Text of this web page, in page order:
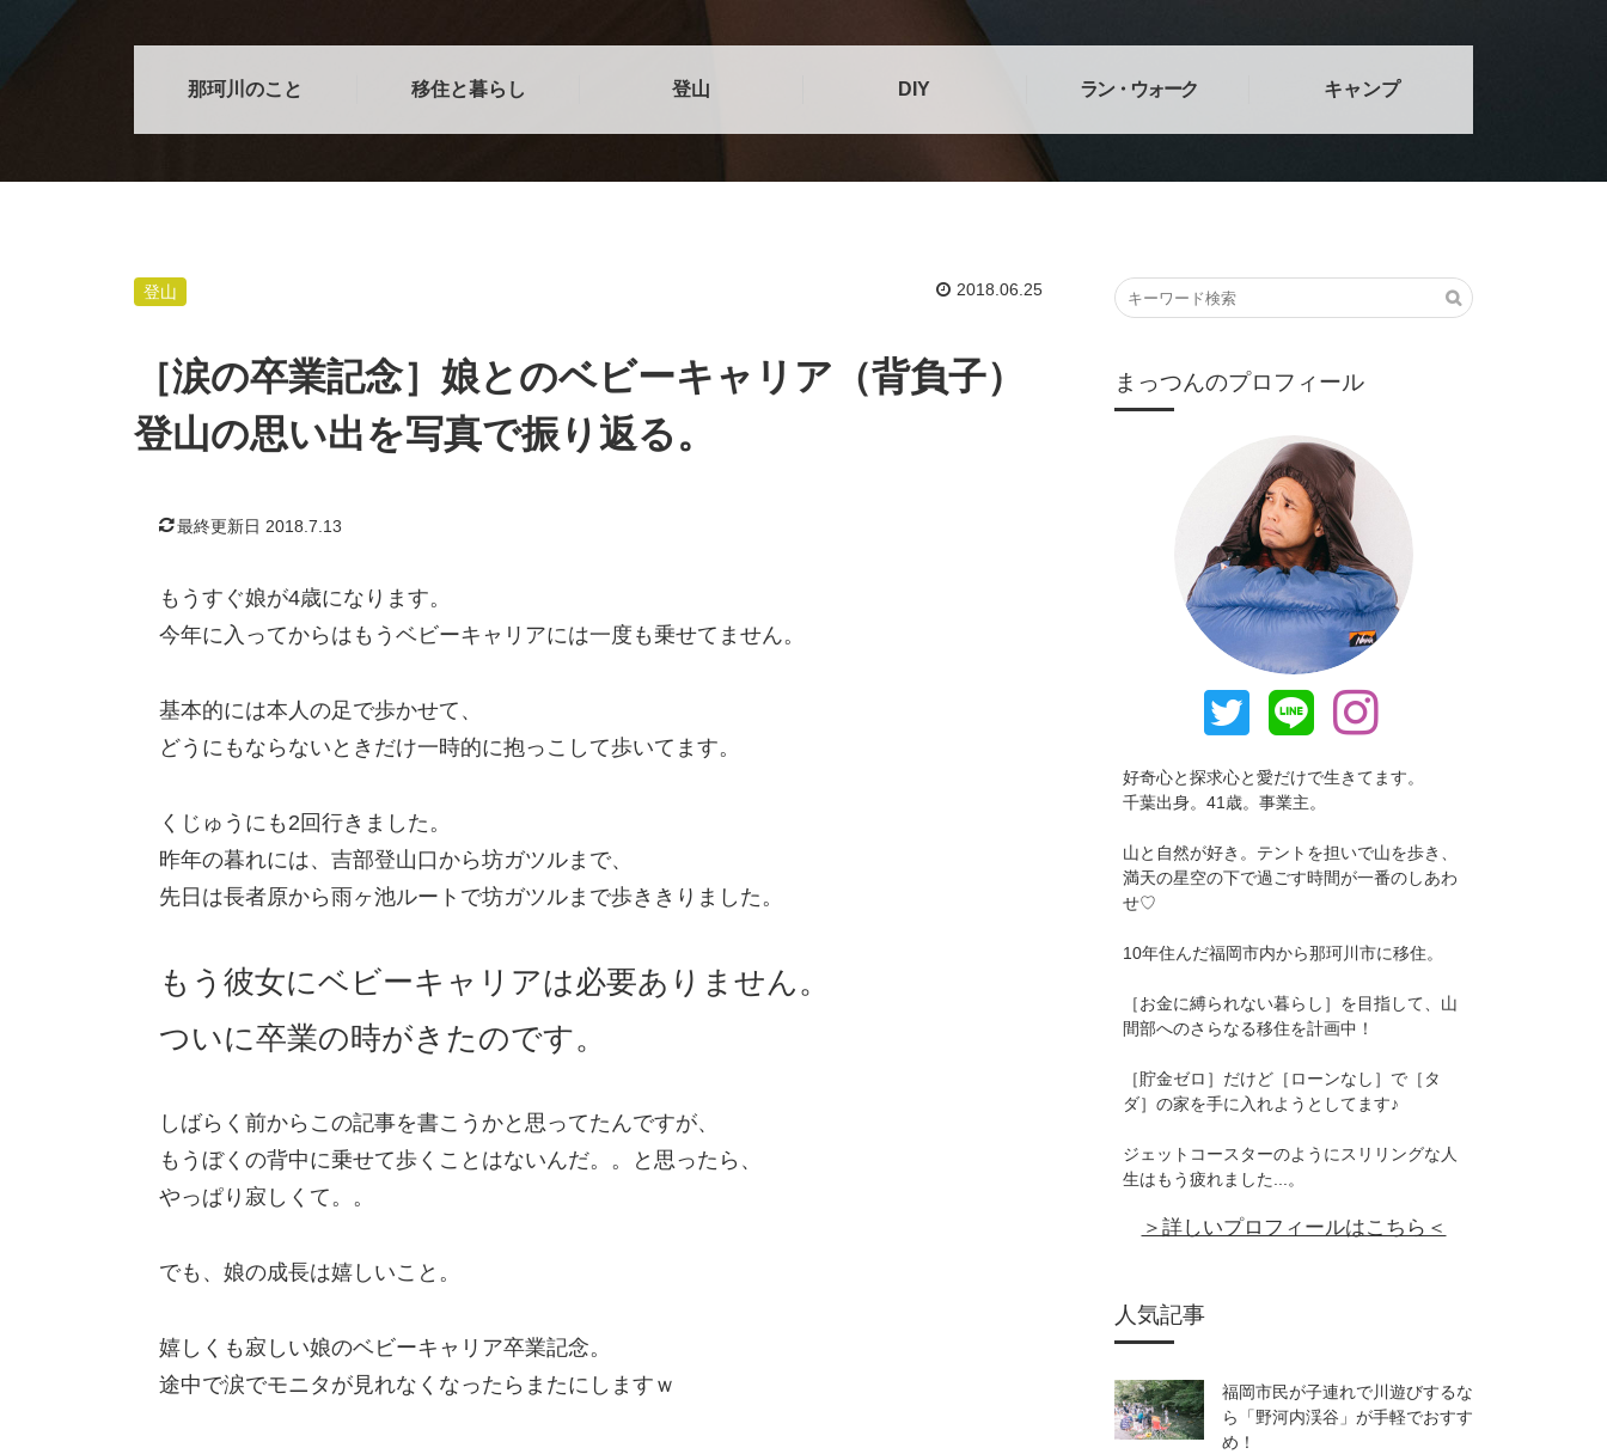
那珂川のこと 移住と暮らし 登山 DIY ラン・ウォーク キャンプ
登山  2018.06.25
［涙の卒業記念］娘とのベビーキャリア（背負子）
登山の思い出を写真で振り返る。
最終更新日 2018.7.13
もうすぐ娘が4歳になります。
今年に入ってからはもうベビーキャリアには一度も乗せてません。
基本的には本人の足で歩かせて、
どうにもならないときだけ一時的に抱っこして歩いてます。
くじゅうにも2回行きました。
昨年の暮れには、吉部登山口から坊ガツルまで、
先日は長者原から雨ヶ池ルートで坊ガツルまで歩ききりました。
もう彼女にベビーキャリアは必要ありません。
ついに卒業の時がきたのです。
しばらく前からこの記事を書こうかと思ってたんですが、
もうぼくの背中に乗せて歩くことはないんだ。。と思ったら、
やっぱり寂しくて。。
でも、娘の成長は嬉しいこと。
嬉しくも寂しい娘のベビーキャリア卒業記念。
途中で涙でモニタが見れなくなったらまたにしますｗ
まっつんのプロフィール
好奇心と探求心と愛だけで生きてます。
千葉出身。41歳。事業主。
山と自然が好き。テントを担いで山を歩き、
満天の星空の下で過ごす時間が一番のしあわ
せ♡
10年住んだ福岡市内から那珂川市に移住。
［お金に縛られない暮らし］を目指して、山
間部へのさらなる移住を計画中！
［貯金ゼロ］だけど［ローンなし］で［タ
ダ］の家を手に入れようとしてます♪
ジェットコースターのようにスリリングな人
生はもう疲れました...。
＞詳しいプロフィールはこちら＜
人気記事
福岡市民が子連れで川遊びするな
ら「野河内渓谷」が手軽でおすす
め！